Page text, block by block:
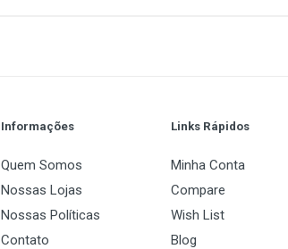
Email Address
Informações
Quem Somos
Nossas Lojas
Nossas Políticas
Contato
Links Rápidos
Minha Conta
Compare
Wish List
Blog